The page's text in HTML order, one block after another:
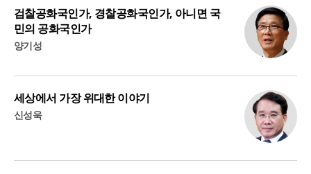
검찰공화국인가, 경찰공화국인가, 아니면 국
민의 공화국인가
양기성
세상에서 가장 위대한 이야기
신성욱